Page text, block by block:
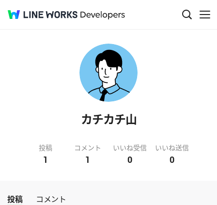
カチカチ山
投稿
1
コメント
1
いいね受信
0
いいね送信
0
投稿 コメント